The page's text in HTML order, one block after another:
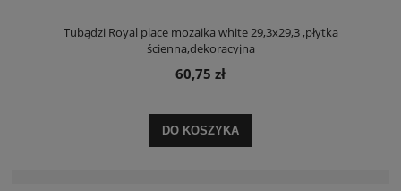
Tubądzi Royal place mozaika white 29,3x29,3 ,płytka
ścienna,dekoracyjna
60,75 zł
DO KOSZYKA